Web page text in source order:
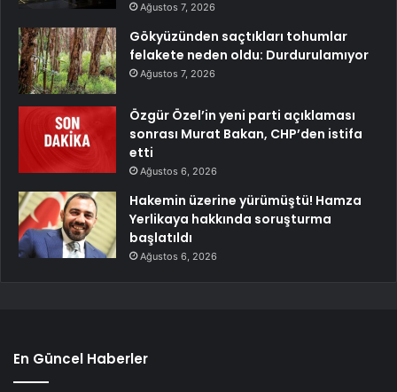
Ağustos 7, 2026
Gökyüzünden saçtıkları tohumlar
felakete neden oldu: Durdurulamıyor
Ağustos 7, 2026
Özgür Özel’in yeni parti açıklaması
sonrası Murat Bakan, CHP’den istifa
etti
Ağustos 6, 2026
Hakemin üzerine yürümüştü! Hamza
Yerlikaya hakkında soruşturma
başlatıldı
Ağustos 6, 2026
En Güncel Haberler